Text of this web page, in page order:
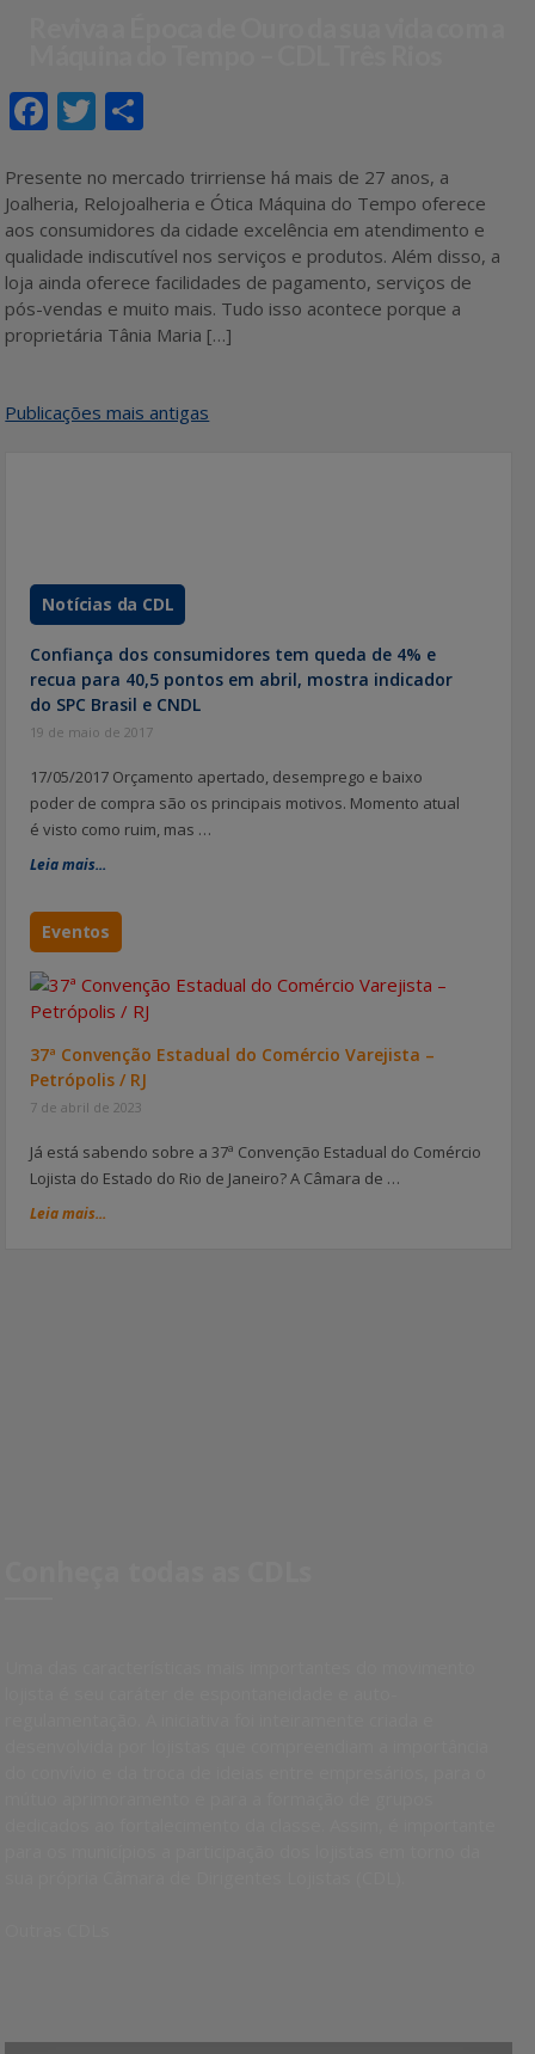
F
ac
e
b
o
o
k
T
w
itt
er
ar
e
Presente no mercado trirriense há mais de 27 anos, a
Joalheria, Relojoalheria e Ótica Máquina do Tempo oferece
aos consumidores da cidade excelência em atendimento e
qualidade indiscutível nos serviços e produtos. Além disso, a
loja ainda oferece facilidades de pagamento, serviços de
pós-vendas e muito mais. Tudo isso acontece porque a
proprietária Tânia Maria […]
Navegação
Publicações mais antigas
Notícias da CDL
Confiança dos consumidores tem queda de 4% e
recua para 40,5 pontos em abril, mostra indicador
do SPC Brasil e CNDL
19 de maio de 2017
17/05/2017 Orçamento apertado, desemprego e baixo
poder de compra são os principais motivos. Momento atual
é visto como ruim, mas …
Leia mais...
Eventos
37ª Convenção Estadual do Comércio Varejista –
Petrópolis / RJ
7 de abril de 2023
Já está sabendo sobre a 37ª Convenção Estadual do Comércio
Lojista do Estado do Rio de Janeiro? A Câmara de …
Leia mais...